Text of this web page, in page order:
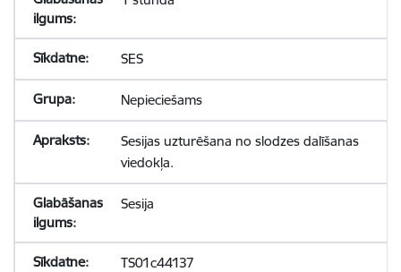
SES
Nepieciešams
Sesijas uzturēšana no slodzes dalīšanas
viedokļa.
Sesija
TS01c44137